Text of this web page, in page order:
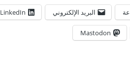
البريد الإلكتروني LinkedIn
Mastodon